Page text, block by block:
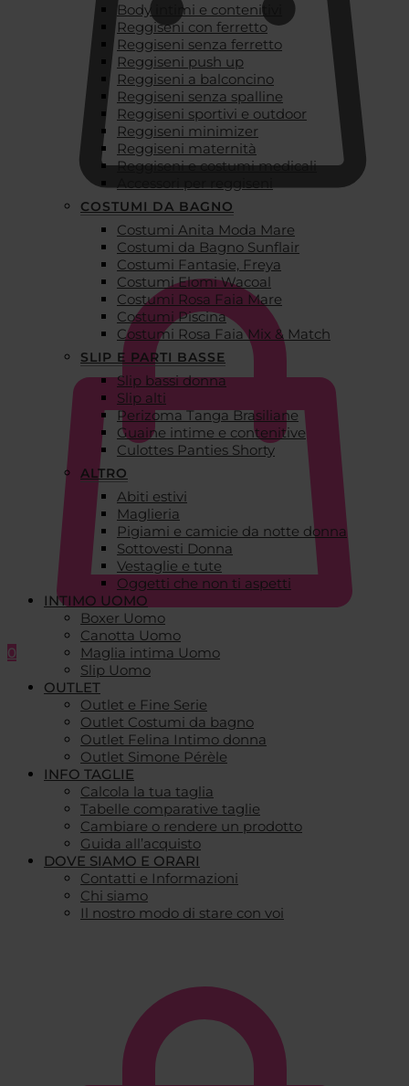
0
Body intimi e contenitivi
Reggiseni con ferretto
Reggiseni senza ferretto
Reggiseni push up
Reggiseni a balconcino
Reggiseni senza spalline
Reggiseni sportivi e outdoor
Reggiseni minimizer
Reggiseni maternità
Reggiseni e costumi medicali
Accessori per reggiseni
COSTUMI DA BAGNO
Costumi Anita Moda Mare
Costumi da Bagno Sunflair
Costumi Fantasie, Freya
Costumi Elomi Wacoal
Costumi Rosa Faia Mare
Costumi Piscina
Costumi Rosa Faia Mix & Match
SLIP E PARTI BASSE
Slip bassi donna
Slip alti
Perizoma Tanga Brasiliane
Guaine intime e contenitive
Culottes Panties Shorty
ALTRO
Abiti estivi
Maglieria
Pigiami e camicie da notte donna
Sottovesti Donna
Vestaglie e tute
Oggetti che non ti aspetti
INTIMO UOMO
Boxer Uomo
Canotta Uomo
Maglia intima Uomo
Slip Uomo
OUTLET
Outlet e Fine Serie
Outlet Costumi da bagno
Outlet Felina Intimo donna
Outlet Simone Pérèle
INFO TAGLIE
Calcola la tua taglia
Tabelle comparative taglie
Cambiare o rendere un prodotto
Guida all’acquisto
DOVE SIAMO E ORARI
Contatti e Informazioni
Chi siamo
Il nostro modo di stare con voi